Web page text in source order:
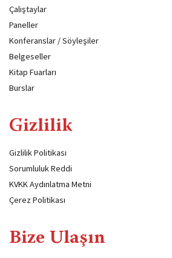
Çalıştaylar
Paneller
Konferanslar / Söyleşiler
Belgeseller
Kitap Fuarları
Burslar
Gizlilik
Gizlilik Politikası
Sorumluluk Reddi
KVKK Aydınlatma Metni
Çerez Politikası
Bize Ulaşın